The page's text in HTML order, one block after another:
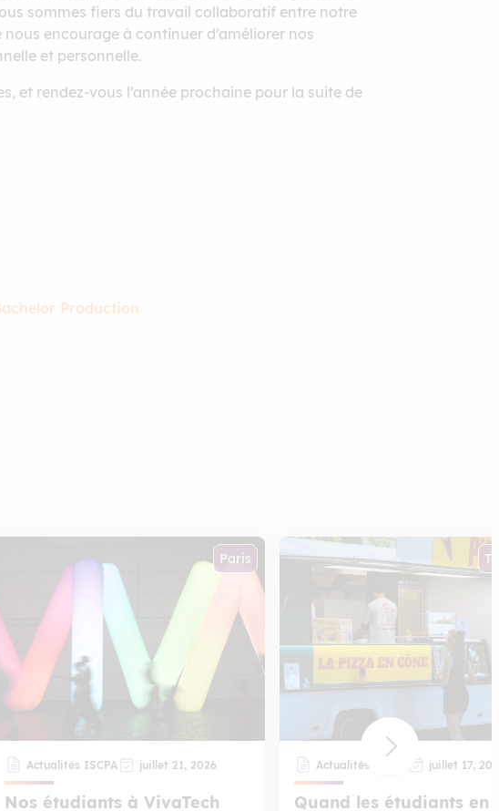
sommes fiers du travail collaboratif entre notre
encourage à continuer d’améliorer nos
et personnelle.
et rendez-vous l’année prochaine pour la suite de
Production
Paris
Actualités ISCPA juillet 21, 2026
Nos étudiants à VivaTech
Actualités ISCPA juillet 17,
Quand les étudiants en